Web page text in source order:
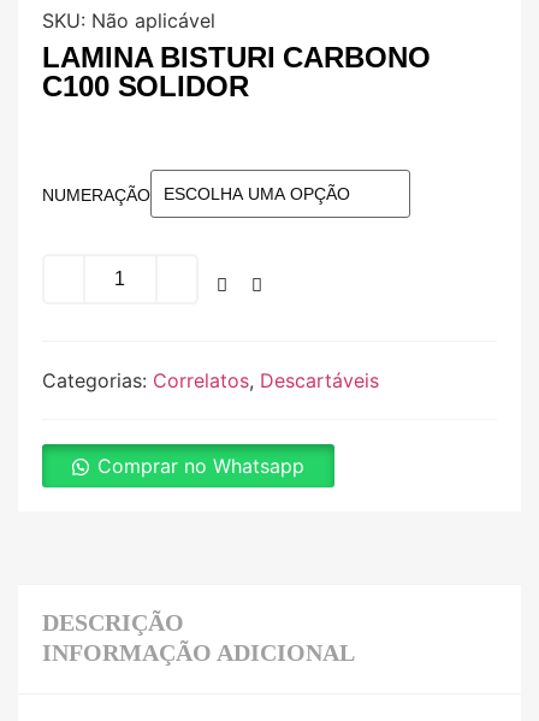
SKU: Não aplicável
LAMINA BISTURI CARBONO
C100 SOLIDOR
NUMERAÇÃO
Categorias: Correlatos, Descartáveis
Comprar no Whatsapp
DESCRIÇÃO
INFORMAÇÃO ADICIONAL